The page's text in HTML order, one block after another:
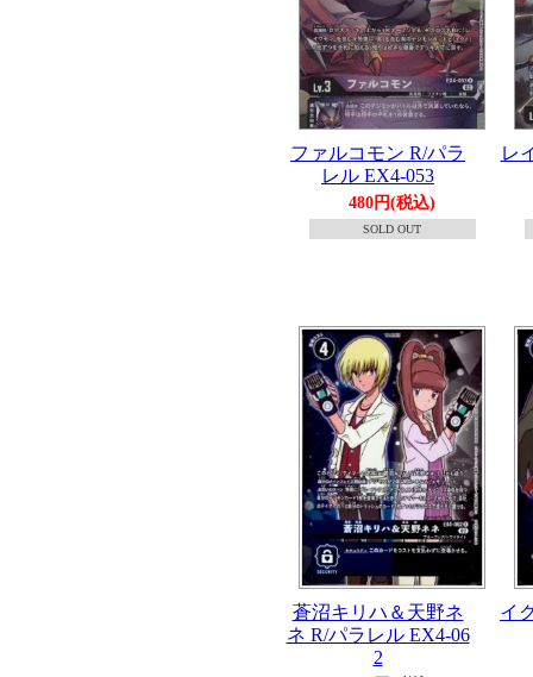
ファルコモン R/パラ
レル EX4-053
480円(税込)
SOLD OUT
レ
蒼沼キリハ＆天野ネ
ネ R/パラレル EX4-06
2
イ